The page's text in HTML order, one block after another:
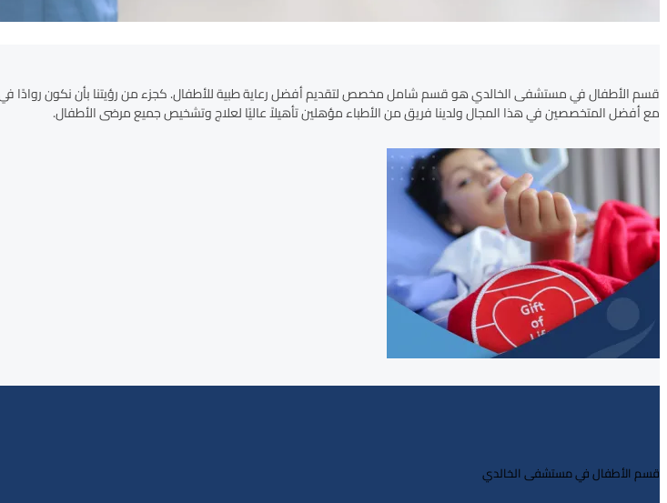
قسم الأطفال في مستشفى الخالدي هو قسم شامل مخصص لتقديم أفضل رعاية طبية للأطفال. كجزء من رؤيتنا بأن نكون روادًا
مع أفضل المتخصصين في هذا المجال ولدينا فريق من الأطباء مؤهلين تأهيلاً عاليًا لعلاج وتشخيص جميع مرضى الأطفال.
قسم الأطفال في مستشفى الخالدي